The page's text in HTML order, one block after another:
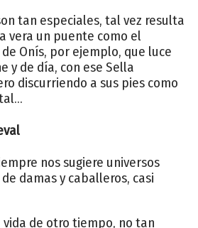
tan especiales, tal vez resulta
vera un puente como el
de Onís, por ejemplo, que luce
y de día, con ese Sella
discurriendo a sus pies como
nos sugiere universos
damas y caballeros, casi
de otro tiempo, no tan